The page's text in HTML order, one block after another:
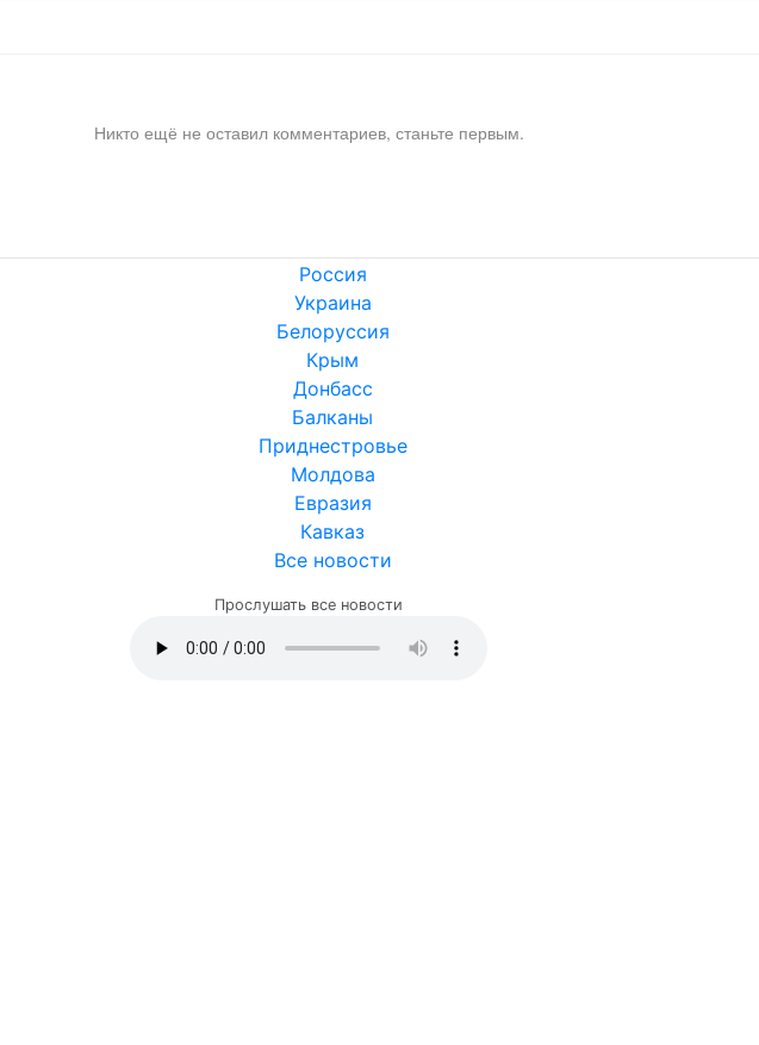
Никто ещё не оставил комментариев, станьте первым.
Россия
Украина
Белоруссия
Крым
Донбасс
Балканы
Приднестровье
Молдова
Евразия
Кавказ
Все новости
Прослушать все новости